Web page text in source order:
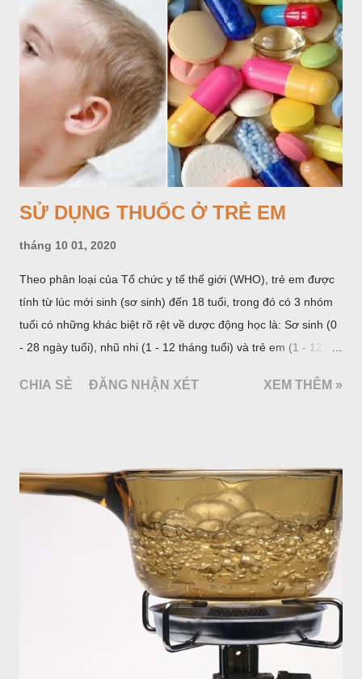
SỬ DỤNG THUỐC Ở TRẺ EM
tháng 10 01, 2020
Theo phân loại của Tổ chức y tế thế giới (WHO), trẻ em được
tính từ lúc mới sinh (sơ sinh) đến 18 tuổi, trong đó có 3 nhóm
tuổi có những khác biệt rõ rệt về dược động học là: Sơ sinh (0
- 28 ngày tuổi), nhũ nhi (1 - 12 tháng tuổi) và trẻ em (1 - 12
nhóm: Nhóm trước tuổi đi học từ 1 - 5 tuổi và nhóm trẻ lớn từ 6
đổi về mặt sinh học qua từng giai đoạn và liên quan nhiều đến
việc lựa chọn và sử dụng thuốc trong nhi khoa.
CHIA SẺ ĐĂNG NHẬN XÉT XEM THÊM »